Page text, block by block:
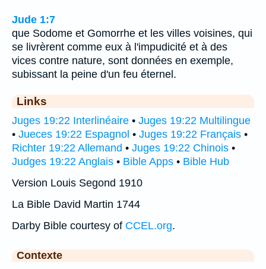
Jude 1:7
que Sodome et Gomorrhe et les villes voisines, qui
se livrèrent comme eux à l'impudicité et à des
vices contre nature, sont données en exemple,
subissant la peine d'un feu éternel.
Links
Juges 19:22 Interlinéaire • Juges 19:22 Multilingue
• Jueces 19:22 Espagnol • Juges 19:22 Français •
Richter 19:22 Allemand • Juges 19:22 Chinois •
Judges 19:22 Anglais • Bible Apps • Bible Hub
Version Louis Segond 1910
La Bible David Martin 1744
Darby Bible courtesy of CCEL.org.
Contexte